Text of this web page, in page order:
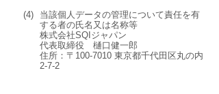
(4)
当該個人データの管理について責任を有
する者の氏名又は名称等
株式会社SQIジャパン
代表取締役 樋口健一郎
住所：〒100-7010 東京都千代田区丸の内
2-7-2